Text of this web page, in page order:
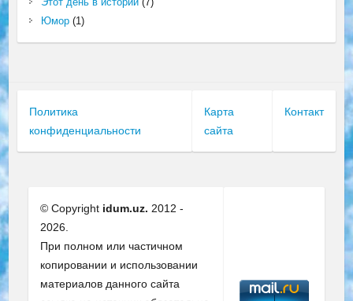
Юмор(1)
Политика
конфиденциальности
Карта
сайта
Контакт
© Copyright idum.uz. 2012 -
2026.
При полном или частичном
копировании и использовании
материалов данного сайта